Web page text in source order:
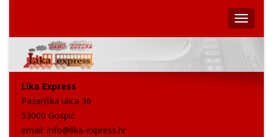
Lika Express
Pazariška ulica 36
53000 Gospić
email: info@lika-express.hr